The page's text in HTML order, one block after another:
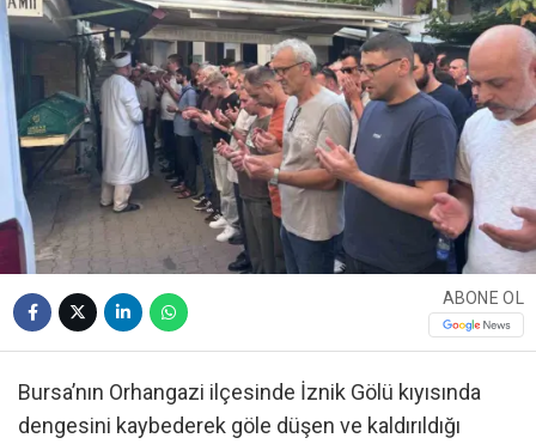
ABONE OL
Bursa’nın Orhangazi ilçesinde İznik Gölü kıyısında
dengesini kaybederek göle düşen ve kaldırıldığı